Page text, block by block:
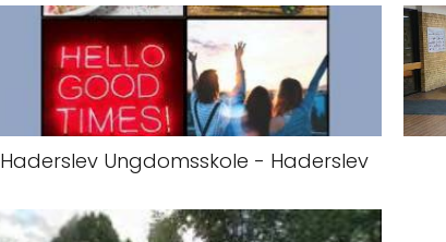
Haderslev Ungdomsskole - Haderslev